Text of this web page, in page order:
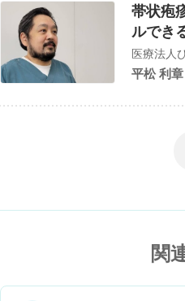
帯状疱
ルでき
医療法人
平松 利
関